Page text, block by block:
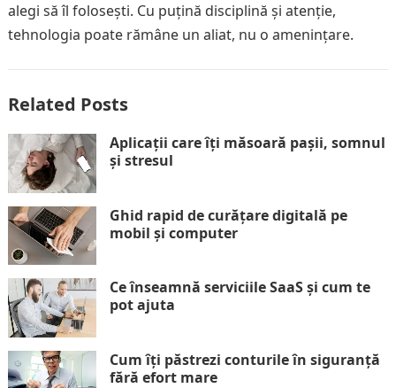
alegi să îl folosești. Cu puțină disciplină și atenție,
tehnologia poate rămâne un aliat, nu o amenințare.
Related Posts
Aplicații care îți măsoară pașii, somnul
și stresul
Ghid rapid de curățare digitală pe
mobil și computer
Ce înseamnă serviciile SaaS și cum te
pot ajuta
Cum îți păstrezi conturile în siguranță
fără efort mare